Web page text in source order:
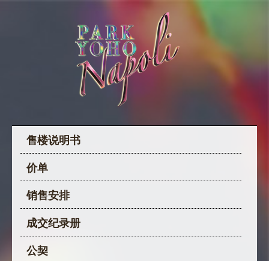
售楼说明书
价单
销售安排
成交纪录册
公契